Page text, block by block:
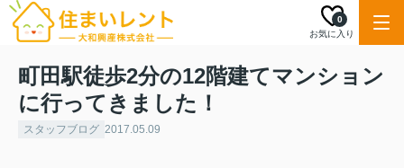
お気に入り
0
町田駅徒歩2分の12階建てマンション
に行ってきました！
スタッフブログ 2017.05.09